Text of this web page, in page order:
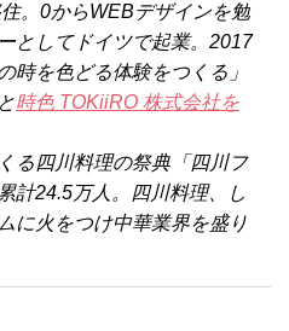
。0からWEBデザインを勉
としてドイツで起業。2017
時を色どる体験をつくる」
時色 TOKiiRO 株式会社を
る四川料理の祭典「四川フ
計24.5万人。四川料理、し
に火をつけ中華業界を盛り